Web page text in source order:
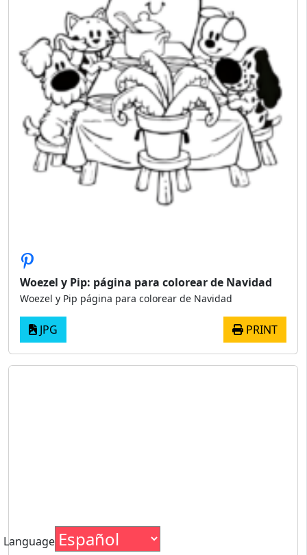
Woezel y Pip: página para colorear de Navidad
Woezel y Pip página para colorear de Navidad
JPG PRINT
Language